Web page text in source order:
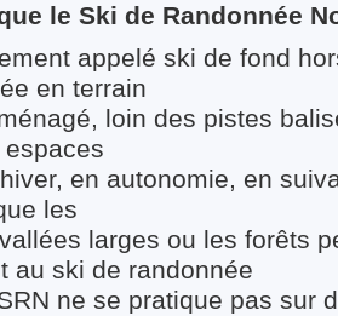
le Ski de Randonnée
appelé ski de fond
en terrain
loin des pistes
en autonomie, en
les
larges ou les forêts
au ski de randonnée
ne se pratique pas sur